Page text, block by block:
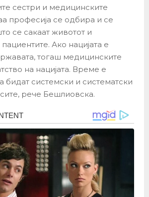
сестри и медицинските
професија се одбира и се
се сакаат животот и
Ако нацијата е
тогаш медицинските
на нацијата. Време е
бидат системски и систематски
рече Бешлиовска.